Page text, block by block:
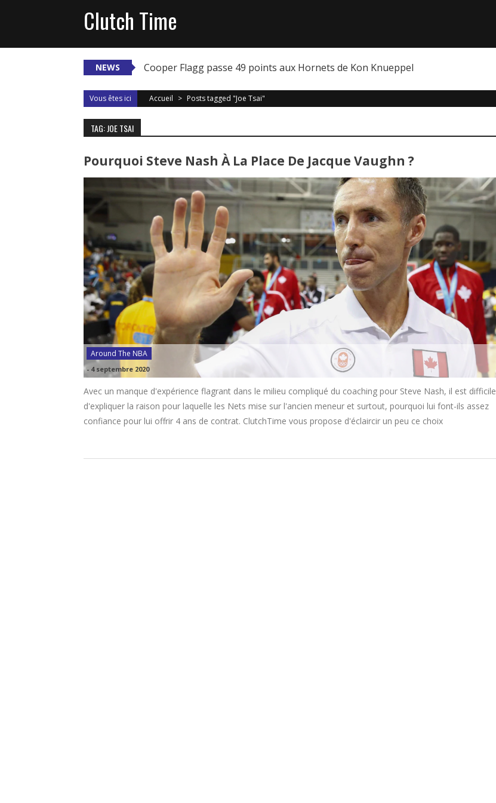
Clutch Time
NEWS Cooper Flagg passe 49 points aux Hornets de Kon Knueppel
Vous êtes ici Accueil > Posts tagged "Joe Tsai"
TAG: JOE TSAI
Pourquoi Steve Nash À La Place De Jacque Vaughn ?
Around The NBA
- 4 septembre 2020
Avec un manque d'expérience flagrant dans le milieu compliqué du coaching pour Steve Nash, il est difficile
d'expliquer la raison pour laquelle les Nets mise sur l'ancien meneur et surtout, pourquoi lui font-ils assez
confiance pour lui offrir 4 ans de contrat. ClutchTime vous propose d'éclaircir un peu ce choix